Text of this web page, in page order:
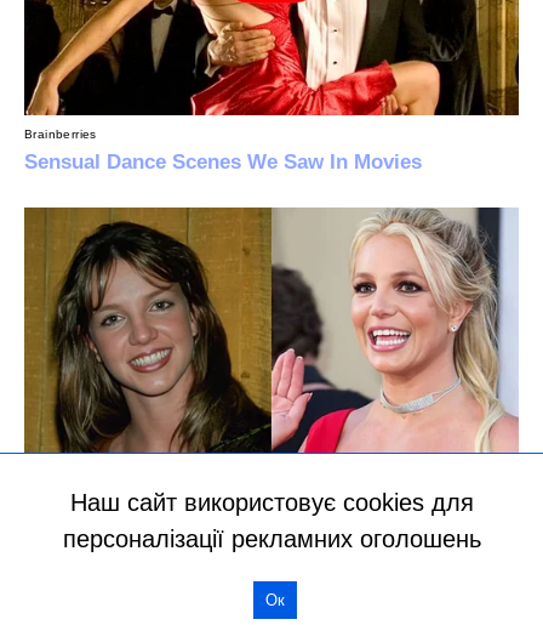
Наш сайт використовує cookies для
персоналізації рекламних оголошень
Ок